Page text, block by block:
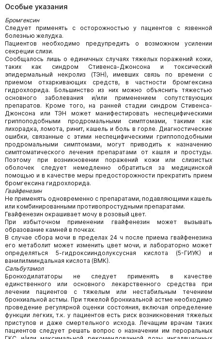
Особые указания
Бромгексин
Следует применять с осторожностью у пациентов с язвенной
болезнью желудка.
Пациентов необходимо предупредить о возможном усилении
секреции слизи.
Сообщалось лишь о единичных случаях тяжелых поражений кожи,
таких как синдром Стивенса-Джонсона и токсический
эпидермальный некролиз (ТЭН), имевших связь по времени с
приемом отхаркивающих средств, в частности бромгексина
гидрохлорида. Большинство из них можно объяснить тяжестью
основного заболевания и/или применением сопутствующих
препаратов. Кроме того, на ранней стадии синдром Стивенса-
Джонсона или ТЭН может манифестировать неспецифическими
гриппоподобными продромальными симптомами, такими как
лихорадка, ломота, ринит, кашель и боль в горле. Диагностические
ошибки, связанные с этими неспецифическими гриппоподобными
продромальными симптомами, могут приводить к назначению
симптоматического лечения препаратами от кашля и простуды.
Поэтому при возникновении поражений кожи или слизистых
оболочек следует немедленно обратиться за медицинской
помощью и в качестве меры предосторожности прекратить прием
бромгексина гидрохлорида.
Гвайфенезин
Не применять одновременно с препаратами, подавляющими кашель
или комбинированными противопростудными препаратами.
Гвайфенезин окрашивает мочу в розовый цвет.
При избыточном применении гвайфенезин может вызывать
образование камней в почках.
В случае сбора мочи в пределах 24 ч после приема гвайфенезина
его метаболит может изменить цвет мочи, и лабораторно может
определяться 5-гидроксииндолуксусная кислота (5-ГИУК) и
ванилилминдальная кислота (ВМК).
Сальбутамол
Бронходилататоры не следует применять в качестве
единственного или основного лекарственного средства при
лечении пациентов с тяжелым или нестабильным течением
бронхиальной астмы. При тяжелой бронхиальной астме необходимо
проведение регулярной оценки состояния, включая определение
функции легких, т.к. у пациентов есть риск возникновения тяжелых
приступов и даже смертельного исхода. Лечащим врачам таких
пациентов следует решать вопрос о назначении им пероральных